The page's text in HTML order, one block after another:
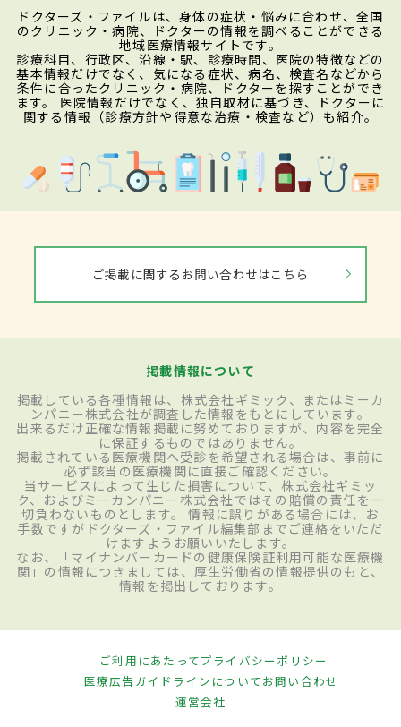
ドクターズ・ファイルは、身体の症状・悩みに合わせ、全国
のクリニック・病院、ドクターの情報を調べることができる
地域医療情報サイトです。
診療科目、行政区、沿線・駅、診療時間、医院の特徴などの
基本情報だけでなく、気になる症状、病名、検査名などから
条件に合ったクリニック・病院、ドクターを探すことができ
ます。 医院情報だけでなく、独自取材に基づき、ドクターに
関する情報（診療方針や得意な治療・検査など）も紹介。
ご掲載に関するお問い合わせはこちら
掲載情報について
掲載している各種情報は、株式会社ギミック、またはミーカ
ンパニー株式会社が調査した情報をもとにしています。
出来るだけ正確な情報掲載に努めておりますが、内容を完全
に保証するものではありません。
掲載されている医療機関へ受診を希望される場合は、事前に
必ず該当の医療機関に直接ご確認ください。
当サービスによって生じた損害について、株式会社ギミッ
ク、およびミーカンパニー株式会社ではその賠償の責任を一
切負わないものとします。 情報に誤りがある場合には、お
手数ですがドクターズ・ファイル編集部までご連絡をいただ
けますようお願いいたします。
なお、「マイナンバーカードの健康保険証利用可能な医療機
関」の情報につきましては、厚生労働省の情報提供のもと、
情報を掲出しております。
ご利用にあたってプライバシーポリシー
医療広告ガイドラインについてお問い合わせ
運営会社